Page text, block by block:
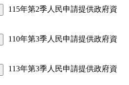
115年第2季人民申請提供政府資
110年第3季人民申請提供政府資
113年第3季人民申請提供政府資